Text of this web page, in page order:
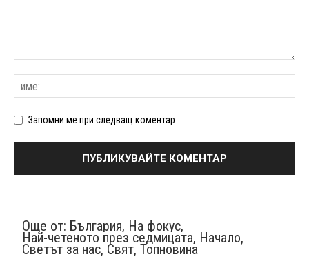
Запомни ме при следващ коментар
Още от: България, На фокус,
Най-четеното през седмицата, Начало,
Свeтът за нас, Свят, Топновина